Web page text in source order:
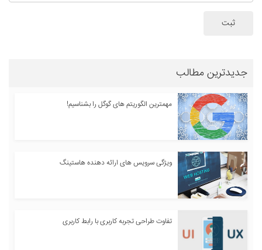
ثبت
جدیدترین مطالب
مهمترین الگوریتم های گوگل را بشناسیم!
ویژگی سرویس های ارائه دهنده هاستینگ
تفاوت طراحی تجربه کاربری با رابط کاربری